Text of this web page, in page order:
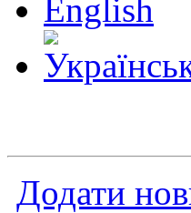
Додати